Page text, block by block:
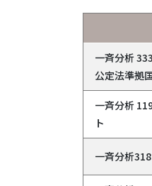
食
につ
検査
食環
一斉分析
公定法準拠
一斉分析
ト
一斉分析318